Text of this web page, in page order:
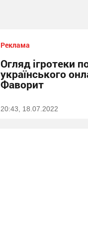
Реклама
Огляд ігротеки
українського
Фаворит
20:43, 18.07.2022